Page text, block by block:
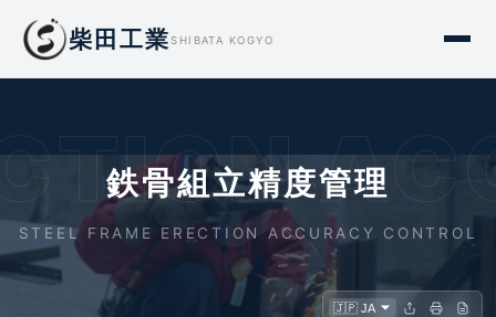
柴田工業SHIBATA KOGYO
鉄骨組立精度管理
STEEL FRAME ERECTION ACCURACY CONTROL